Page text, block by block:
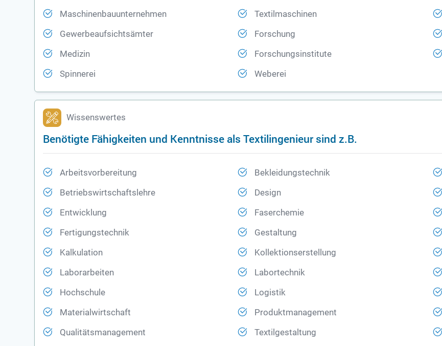
Maschinenbauunternehmen Textilmaschinen
Gewerbeaufsichtsämter Forschung
Medizin Forschungsinstitute
Spinnerei Weberei
Wissenswertes
Benötigte Fähigkeiten und Kenntnisse als Textilingenieur sind z.B.
Arbeitsvorbereitung Bekleidungstechnik
Betriebswirtschaftslehre Design
Entwicklung Faserchemie
Fertigungstechnik Gestaltung
Kalkulation Kollektionserstellung
Laborarbeiten Labortechnik
Hochschule Logistik
Materialwirtschaft Produktmanagement
Qualitätsmanagement Textilgestaltung